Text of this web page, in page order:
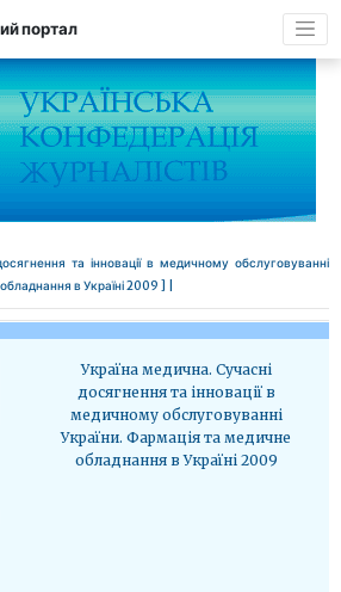
портал
та інновації в медичному обслуговуванні
в Україні 2009 ] |
Україна медична. Сучасні
досягнення та інновації в
медичному обслуговуванні
України. Фармація та медичне
обладнання в Україні 2009